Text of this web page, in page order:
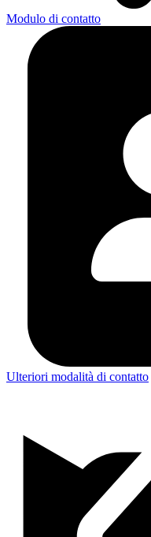
Modulo di contatto
Ulteriori modalità di contatto